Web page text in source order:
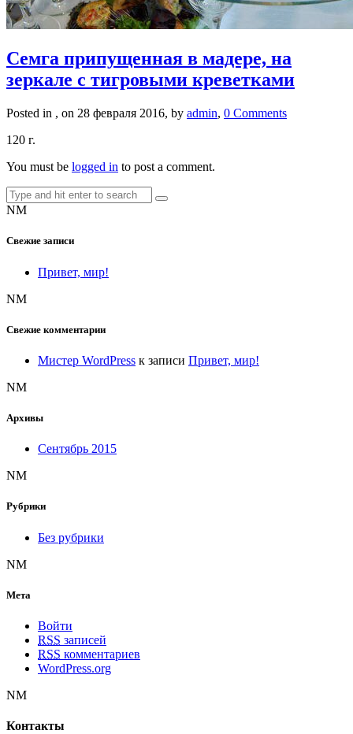
Семга припущенная в мадере, на
зеркале с тигровыми креветками
Posted in , on 28 февраля 2016, by admin, 0 Comments
120 г.
You must be logged in to post a comment.
NM
Свежие записи
Привет, мир!
NM
Свежие комментарии
Мистер WordPress к записи Привет, мир!
NM
Архивы
Сентябрь 2015
NM
Рубрики
Без рубрики
NM
Мета
Войти
RSS записей
RSS комментариев
WordPress.org
NM
Контакты